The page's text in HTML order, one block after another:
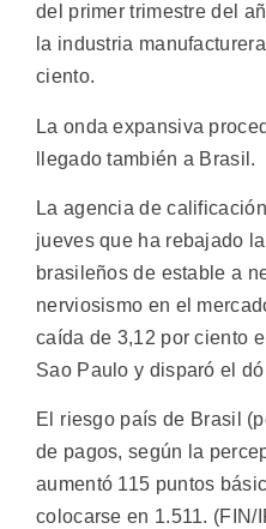
del primer trimestre del
la industria
ciento.
La onda expansiva
llegado también a Brasil.
La agencia de
jueves que ha rebajado
brasileños de estable a
nerviosismo en el
caída de 3,12 por ciento
Sao Paulo y disparó el
El riesgo país de Brasil
de pagos, según la
aumentó 115 puntos
colocarse en 1.511. (FIN/